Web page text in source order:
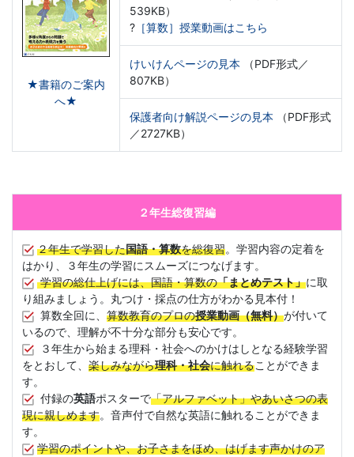
★書籍のご案内
へ★
539KB）
? ［算数］授業動画はこちら
けいけんページの見本 （PDF形式／
807KB）
保護者向け解説ページの見本 （PDF形式
／2727KB）
２年生総復習編
２年生で学習した国語・算数を総復習。学習内容の定着を
はかり、３年生の学習にスムーズにつなげます。
学習の総仕上げには、国語・算数の「まとめテスト」に取
り組みましょう。丸つけ・採点の仕方がわかる見本付！
算数全回に、 算数教育のプロの授業動画（無料）が付いて
いるので、理解が不十分な部分も安心です。
３年生から始まる理科・社会へのかけはしとなる経験学習
をとおして、 楽しみながら理科・社会に触れることができま
す。
付録の英語ポスターで「アルファベット」やあいさつの表
現に親しめます。音声付で自然な英語に触れることができま
す。
学習のポイントや、お子さまをほめ、はげます声かけのア